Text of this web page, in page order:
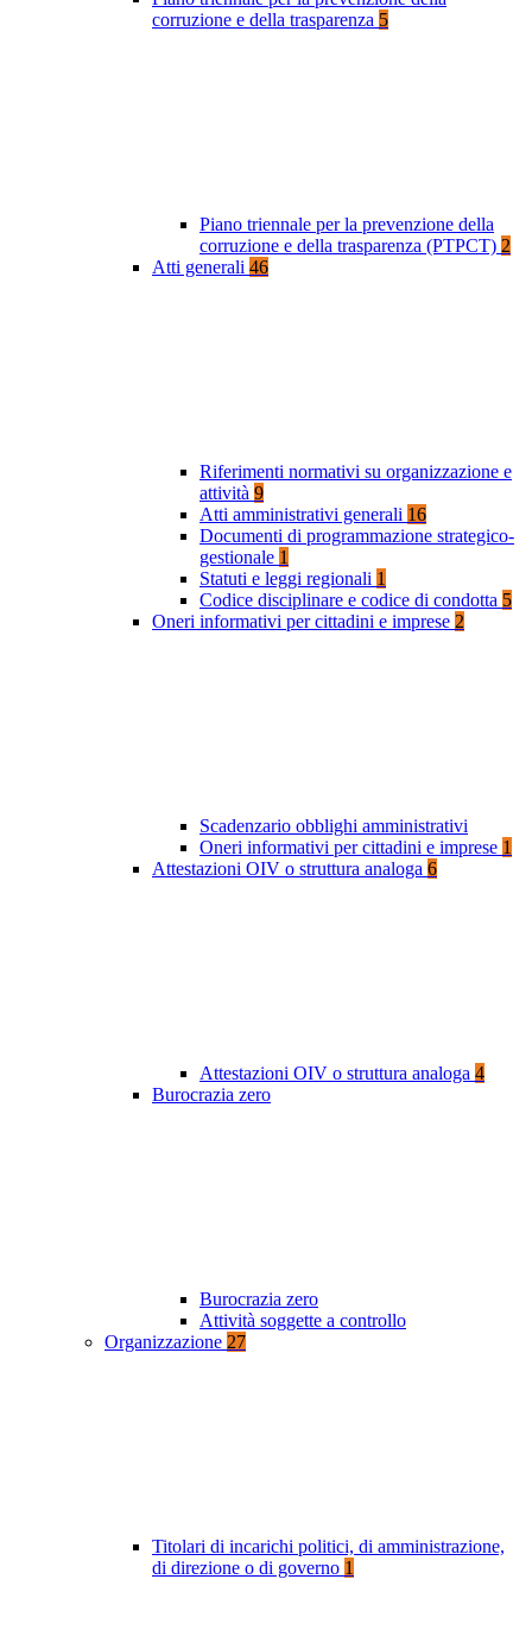
corruzione e della trasparenza 5
Piano triennale per la prevenzione della
corruzione e della trasparenza (PTPCT) 2
Atti generali 46
Riferimenti normativi su organizzazione e
attività 9
Atti amministrativi generali 16
Documenti di programmazione strategico-
gestionale 1
Statuti e leggi regionali 1
Codice disciplinare e codice di condotta 5
Oneri informativi per cittadini e imprese 2
Scadenzario obblighi amministrativi
Oneri informativi per cittadini e imprese 1
Attestazioni OIV o struttura analoga 6
Attestazioni OIV o struttura analoga 4
Burocrazia zero
Burocrazia zero
Attività soggette a controllo
Organizzazione 27
Titolari di incarichi politici, di amministrazione,
di direzione o di governo 1